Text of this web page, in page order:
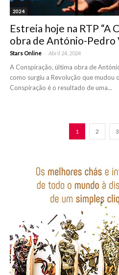
2024
Estreia hoje na RTP “A
obra de António-Pedro
Stars Online - Abril 24, 2024
A Conspiração, última obra de
como surgiu a Revolução que mudou
Conspiração é o resultado de uma...
1 2 3